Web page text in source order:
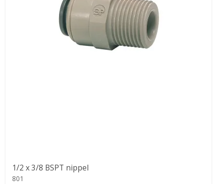
1/2 x 3/8 BSPT nippel
801